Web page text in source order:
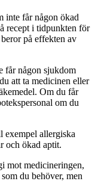
inte får någon ökad
recept i tidpunkten för
på effekten av
får någon sjukdom
att ta medicinen eller
Om du får
om du
exempel allergiska
och ökad aptit.
mot medicineringen,
du behöver, men